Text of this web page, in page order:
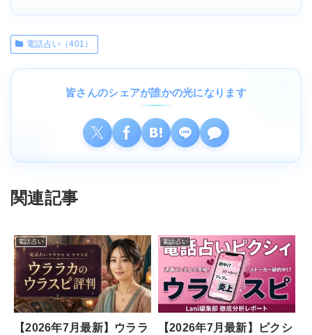
電話占い（401）
皆さんのシェアが誰かの光になります
関連記事
電話占い
【2026年7月最新】ウララ
電話占い
【2026年7月最新】ピクシ